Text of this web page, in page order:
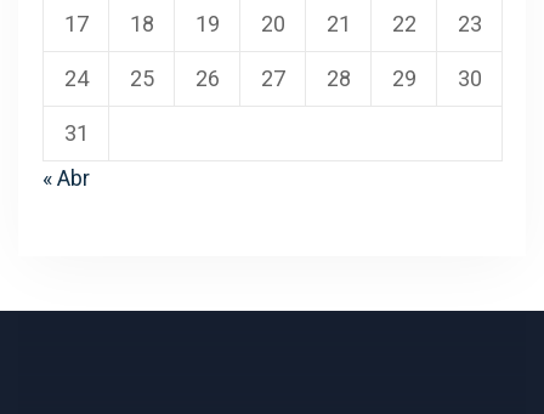
17 18 19 20 21 22 23
24 25 26 27 28 29 30
31
« Abr